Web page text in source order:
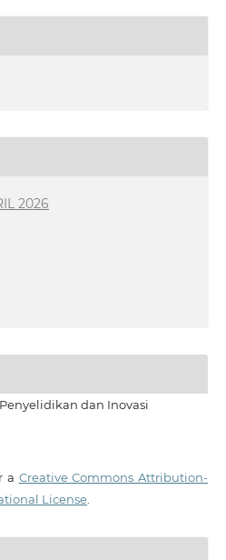
2026
dan Inovasi
a Creative Commons Attribution-
License.